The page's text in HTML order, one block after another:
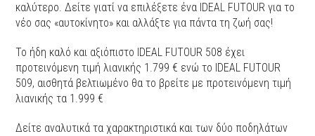
καλύτερο. Δείτε γιατί να επιλέξετε ένα IDEAL FUTOUR για το
νέο σας «αυτοκίνητο» και αλλάξτε για πάντα τη ζωή σας!
Το ήδη καλό και αξιόπιστο IDEAL FUTOUR 508 έχει
προτεινόμενη τιμή λιανικής 1.799 € ενώ το IDEAL FUTOUR
509, αισθητά βελτιωμένο θα το βρείτε με προτεινόμενη τιμή
λιανικής τα 1.999 €
Δείτε αναλυτικά τα χαρακτηριστικά και των δύο ποδηλάτων